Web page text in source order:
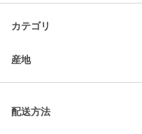
カテゴリ
産地
配送方法